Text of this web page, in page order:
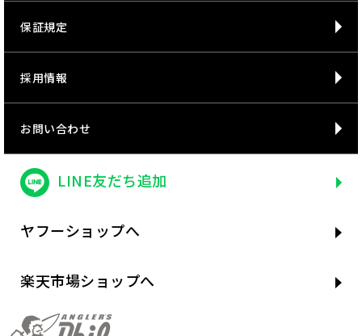
保証規定
採用情報
お問い合わせ
LINE友だち追加
ヤフーショップへ
楽天市場ショップへ